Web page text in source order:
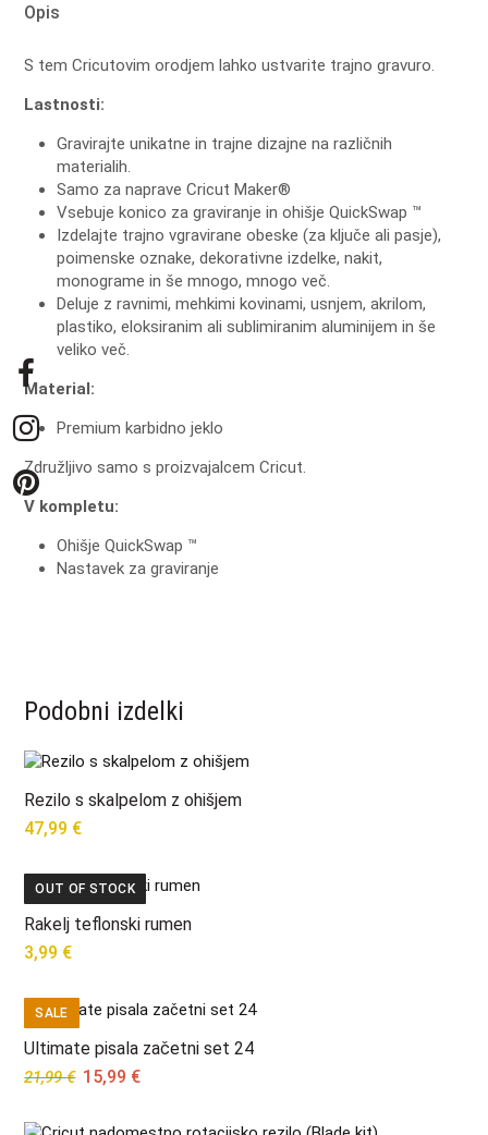
Opis
S tem Cricutovim orodjem lahko ustvarite trajno gravuro.
Lastnosti:
Gravirajte unikatne in trajne dizajne na različnih
materialih.
Samo za naprave Cricut Maker®
Vsebuje konico za graviranje in ohišje QuickSwap ™
Izdelajte trajno vgravirane obeske (za ključe ali pasje),
poimenske oznake, dekorativne izdelke, nakit,
monograme in še mnogo, mnogo več.
Deluje z ravnimi, mehkimi kovinami, usnjem, akrilom,
plastiko, eloksiranim ali sublimiranim aluminijem in še
veliko več.
Material:
Premium karbidno jeklo
Združljivo samo s proizvajalcem Cricut.
V kompletu:
Ohišje QuickSwap ™
Nastavek za graviranje
Podobni izdelki
Rezilo s skalpelom z ohišjem
47,99 €
OUT OF STOCK
Rakelj teflonski rumen
3,99 €
SALE
Ultimate pisala začetni set 24
21,99€ Original
was:
15,99 €Current